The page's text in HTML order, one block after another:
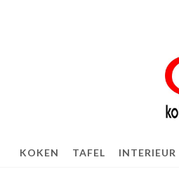
KOKEN TAFEL INTERIEUR